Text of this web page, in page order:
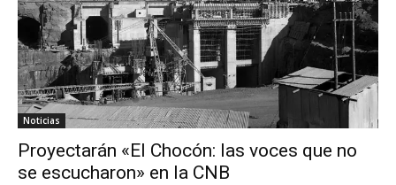
Noticias
Proyectarán «El Chocón: las voces que no
se escucharon» en la CNB